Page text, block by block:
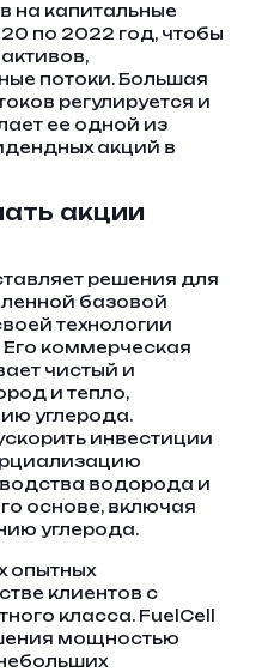
на капитальные
по 2022 год, чтобы
потоки. Большая
регулируется и
ее одной из
акций в
акции
решения для
базовой
технологии
коммерческая
чистый и
и тепло,
углерода.
инвестиции
водорода и
основе, включая
углерода.
опытных
клиентов с
класса. FuelCell
мощностью